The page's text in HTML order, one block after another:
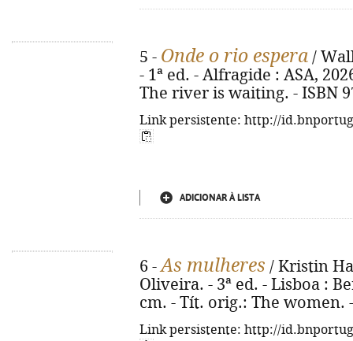
5 - Onde o rio espera /
- 1ª ed. - Alfragide : ASA,
The river is waiting. - ISBN
Link persistente: http://
ADICIONAR À LISTA
6 -As mulheres / Kristin
Oliveira. - 3ª ed. - Lisboa :
cm. - Tít. orig.: The women.
Link persistente: http://